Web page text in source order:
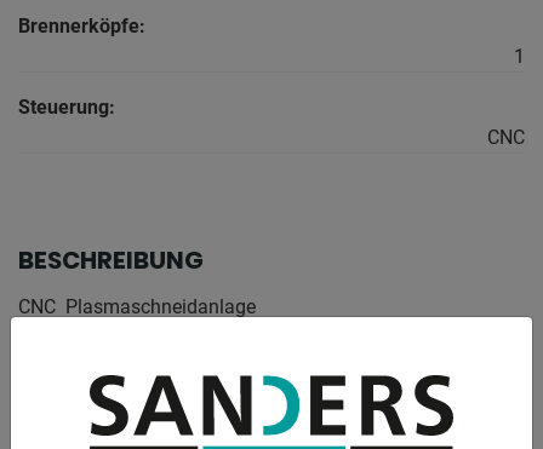
Brennerköpfe:
1
Steuerung:
CNC
BESCHREIBUNG
CNC  Plasmaschneidanlage
Schneidbereich 1.525 x 3.050mm
Bestehend aus Führungsmaschine, CNC Steuerung